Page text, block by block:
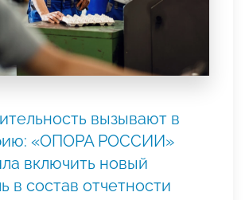
вызывают в
«ОПОРА РОССИИ»
включить новый
в состав отчетности